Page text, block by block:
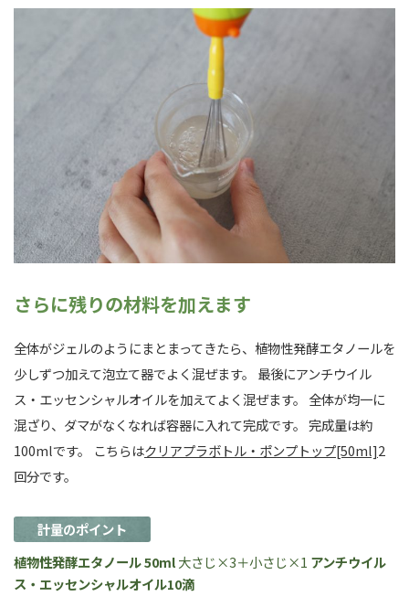
さらに残りの材料を加えます
全体がジェルのようにまとまってきたら、植物性発酵エタノールを
少しずつ加えて泡立て器でよく混ぜます。 最後にアンチウイル
ス・エッセンシャルオイルを加えてよく混ぜます。 全体が均一に
混ざり、ダマがなくなれば容器に入れて完成です。 完成量は約
100mlです。 こちらはクリアプラボトル・ポンプトップ[50ml]2
回分です。
計量のポイント
植物性発酵エタノール 50ml大さじ×3＋小さじ×1 アンチウイル
ス・エッセンシャルオイル10滴